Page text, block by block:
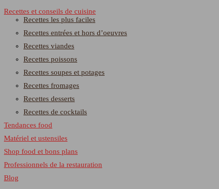
Recettes et conseils de cuisine
Recettes les plus faciles
Recettes entrées et hors d’oeuvres
Recettes viandes
Recettes poissons
Recettes soupes et potages
Recettes fromages
Recettes desserts
Recettes de cocktails
Tendances food
Matériel et ustensiles
Shop food et bons plans
Professionnels de la restauration
Blog